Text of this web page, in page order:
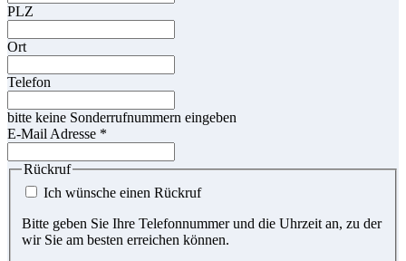
PLZ
Ort
Telefon
bitte keine Sonderrufnummern eingeben
E-Mail Adresse *
Rückruf
Ich wünsche einen Rückruf
Bitte geben Sie Ihre Telefonnummer und die Uhrzeit an, zu der
wir Sie am besten erreichen können.